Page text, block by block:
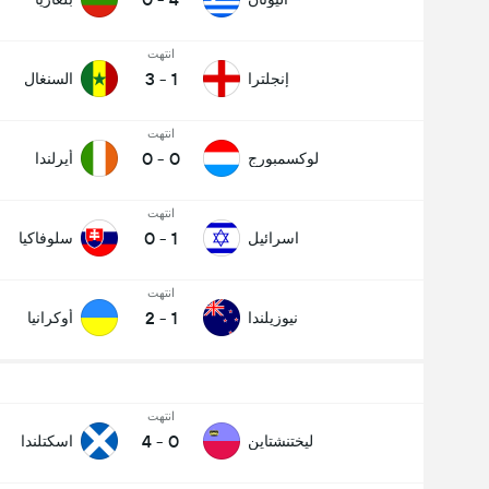
إنجلترا
انتهت
1
-
3 السنغال
لوكسمبورج
انتهت
0
-
0 أيرلندا
اسرائيل
انتهت
1
-
0 سلوفاكيا
نيوزيلندا
انتهت
1
-
2 أوكرانيا
ليختنشتاين
انتهت
0
-
4 اسكتلندا